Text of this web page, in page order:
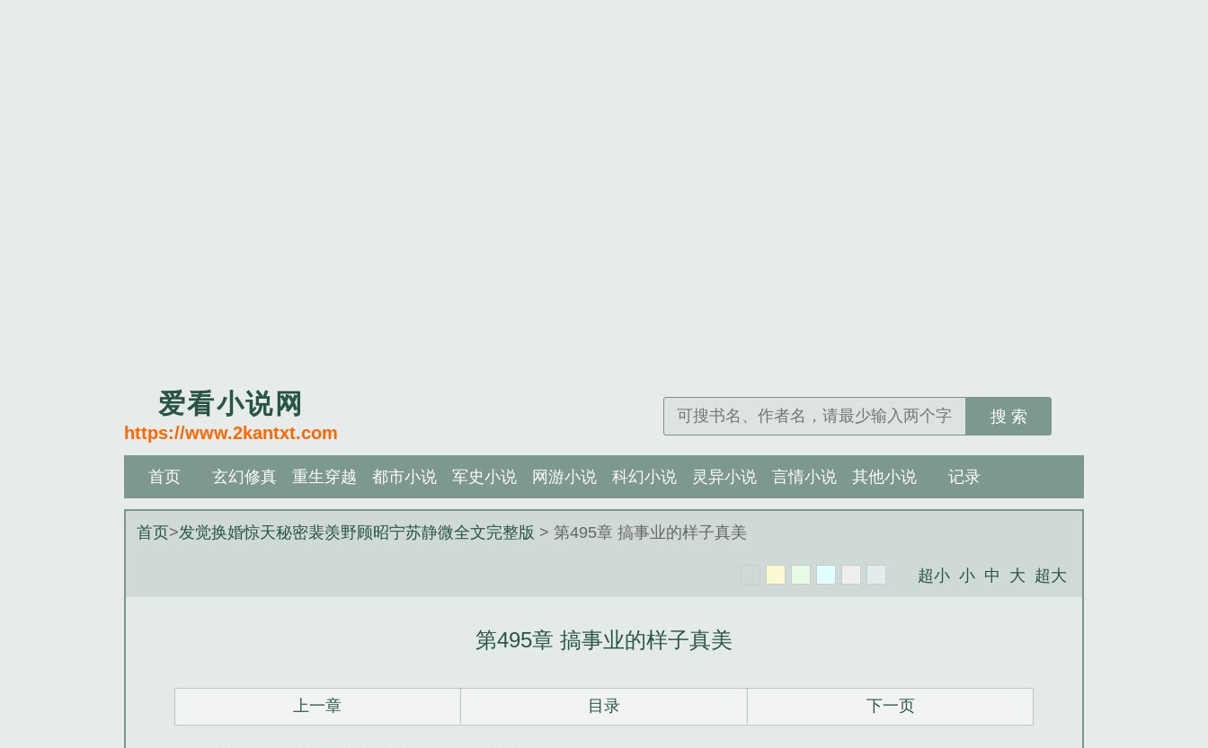
爱看小说网
https://www.2kantxt.com
搜 索
首页 玄幻修真 重生穿越 都市小说 军史小说 网游小说 科幻小说 灵异小说 言情小说 其他小说 记录
首页>发觉换婚惊天秘密裴羡野顾昭宁苏静微全文完整版 > 第495章 搞事业的样子真美
超小 小 中 大 超大
第495章 搞事业的样子真美
上一章 目录 下一页